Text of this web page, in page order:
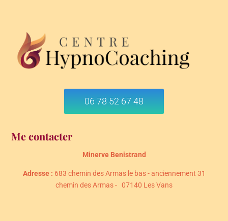
06 78 52 67 48
Me contacter
Minerve Benistrand
Adresse : 683 chemin des Armas le bas - anciennement 31
chemin des Armas - 07140 Les Vans